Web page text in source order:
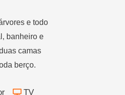
e todo
banheiro e
camas
berço.
TV